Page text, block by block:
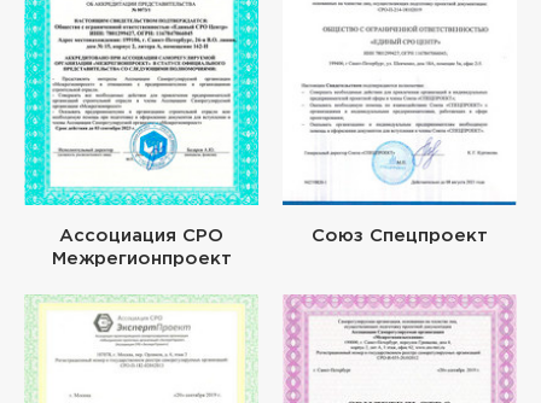
Ассоциация СРО
Межрегионпроект
Союз Спецпроект